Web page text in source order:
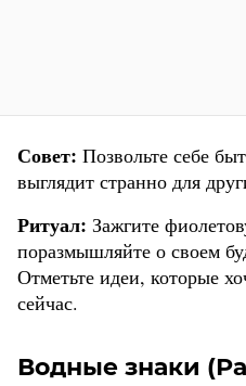
Совет: Позвольте себе
выглядит странно для
Ритуал: Зажгите
поразмышляйте о своем
Отметьте идеи, которые
сейчас.
Водные знаки